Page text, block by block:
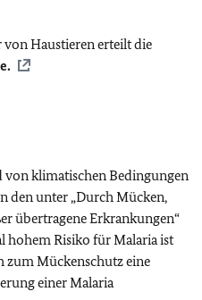
Haustieren erteilt die
von klimatischen Bedingungen
den unter „Durch Mücken,
übertragene Erkrankungen“
hohem Risiko für Malaria ist
zum Mückenschutz eine
einer Malaria